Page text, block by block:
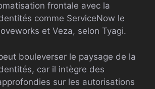
frontale avec la
comme ServiceNow le
et Veza, selon Tyagi.
bouleverser le paysage de la
car il intègre des
sur les autorisations